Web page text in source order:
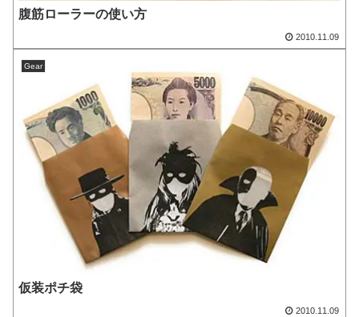
腹筋ローラーの使い方
2010.11.09
Gear
仮装ポチ袋
2010.11.09